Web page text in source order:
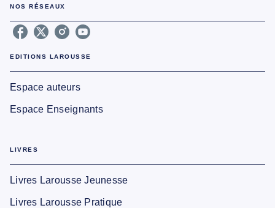
NOS RÉSEAUX
EDITIONS LAROUSSE
Espace auteurs
Espace Enseignants
LIVRES
Livres Larousse Jeunesse
Livres Larousse Pratique